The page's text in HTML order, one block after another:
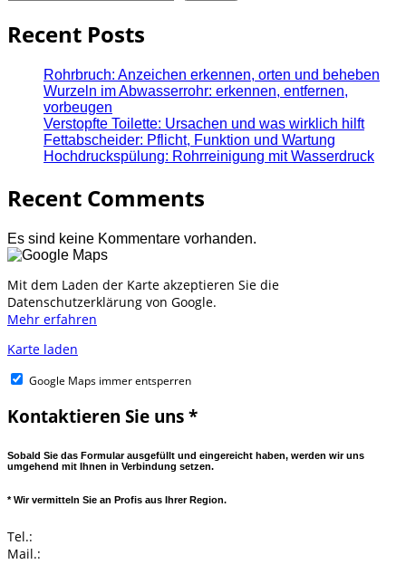
Recent Posts
Rohrbruch: Anzeichen erkennen, orten und beheben
Wurzeln im Abwasserrohr: erkennen, entfernen,
vorbeugen
Verstopfte Toilette: Ursachen und was wirklich hilft
Fettabscheider: Pflicht, Funktion und Wartung
Hochdruckspülung: Rohrreinigung mit Wasserdruck
Recent Comments
Es sind keine Kommentare vorhanden.
Mit dem Laden der Karte akzeptieren Sie die
Datenschutzerklärung von Google.
Mehr erfahren
Karte laden
Google Maps immer entsperren
Kontaktieren Sie uns *
Sobald Sie das Formular ausgefüllt und eingereicht haben, werden wir uns
umgehend mit Ihnen in Verbindung setzen.
* Wir vermitteln Sie an Profis aus Ihrer Region.
Tel.:
Mail.: